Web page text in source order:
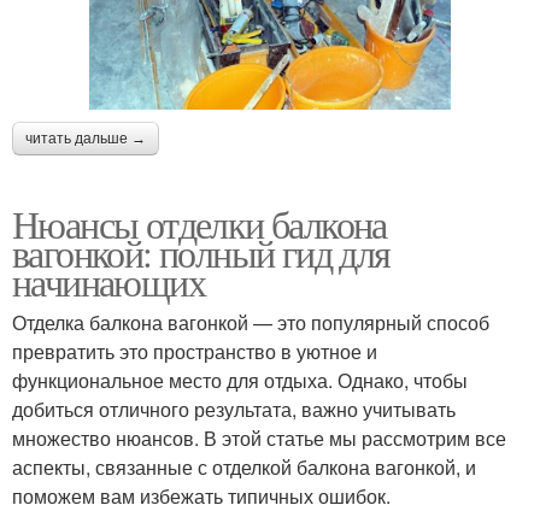
читать дальше →
Нюансы отделки балкона
вагонкой: полный гид для
начинающих
Отделка балкона вагонкой — это популярный способ
превратить это пространство в уютное и
функциональное место для отдыха. Однако, чтобы
добиться отличного результата, важно учитывать
множество нюансов. В этой статье мы рассмотрим все
аспекты, связанные с отделкой балкона вагонкой, и
поможем вам избежать типичных ошибок.